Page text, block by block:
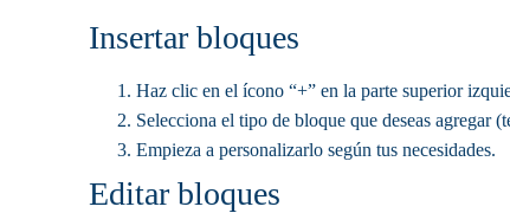
Insertar bloques
Haz clic en el ícono “+” en la parte superior
Selecciona el tipo de bloque que deseas agregar
Empieza a personalizarlo según tus necesidades.
Editar bloques